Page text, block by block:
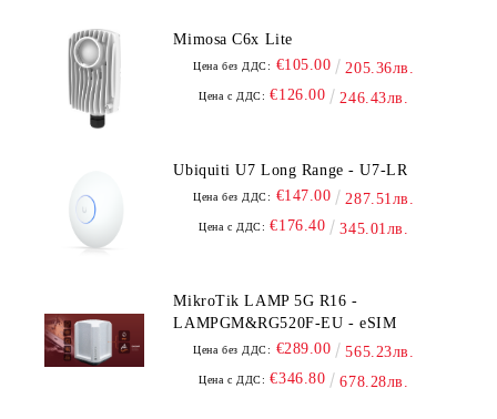
Mimosa C6x Lite
Цена без ДДС: €105.00 205.36лв.
Цена с ДДС: €126.00 246.43лв.
Ubiquiti U7 Long Range - U7-LR
Цена без ДДС: €147.00 287.51лв.
Цена с ДДС: €176.40 345.01лв.
MikroTik LAMP 5G R16 -
LAMPGM&RG520F-EU - eSIM
Цена без ДДС: €289.00 565.23лв.
Цена с ДДС: €346.80 678.28лв.